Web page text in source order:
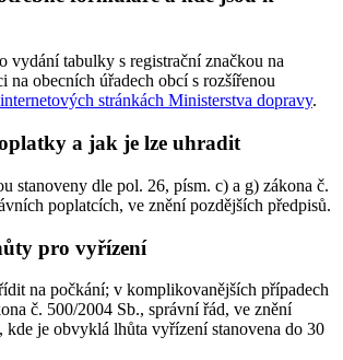
vydání tabulky s registrační značkou na
obecních úřadech obcí s rozšířenou
internetových stránkách Ministerstva dopravy.
a jak je lze uhradit
stanoveny dle pol. 26, písm. c) a g) zákona č.
poplatcích, ve znění pozdějších předpisů.
pro vyřízení
na počkání; v komplikovanějších případech
č. 500/2004 Sb., správní řád, ve znění
kde je obvyklá lhůta vyřízení stanovena do 30